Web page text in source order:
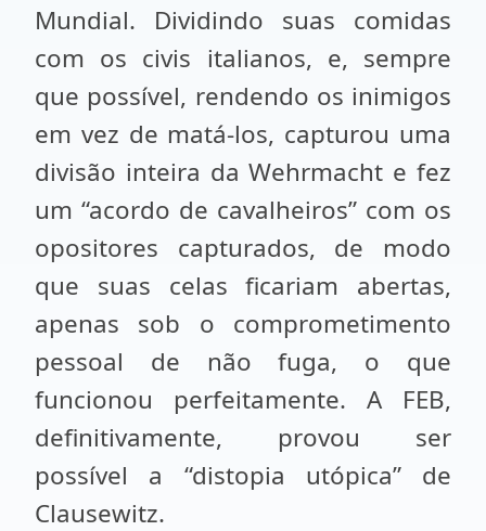
Mundial. Dividindo suas comidas
com os civis italianos, e, sempre
que possível, rendendo os inimigos
em vez de matá-los, capturou uma
divisão inteira da Wehrmacht e fez
um “acordo de cavalheiros” com os
opositores capturados, de modo
que suas celas ficariam abertas,
apenas sob o comprometimento
pessoal de não fuga, o que
funcionou perfeitamente. A FEB,
definitivamente, provou ser
possível a “distopia utópica” de
Clausewitz.